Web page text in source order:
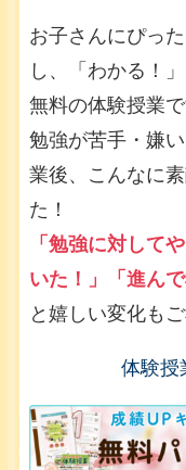
お子さんにぴっ
し、「わかる！
無料の体験授業で
勉強が苦手・嫌
業後、こんなに
た！
「勉強に対して
いた！」「進ん
と嬉しい変化も
体験授